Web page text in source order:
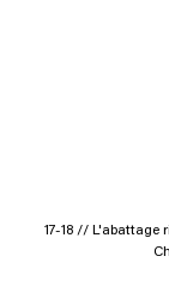
17-18 // L'abattage